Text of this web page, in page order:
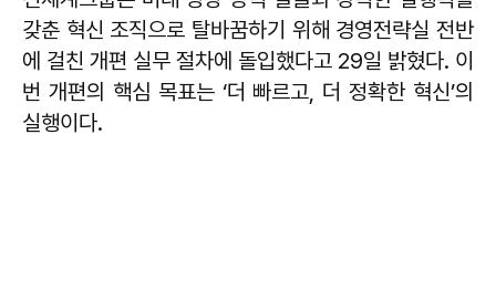
갖춘 혁신 조직으로 탈바꿈하기 위해 경영전략실 전반
에 걸친 개편 실무 절차에 돌입했다고 29일 밝혔다. 이
번 개편의 핵심 목표는 ‘더 빠르고, 더 정확한 혁신’의
실행이다.